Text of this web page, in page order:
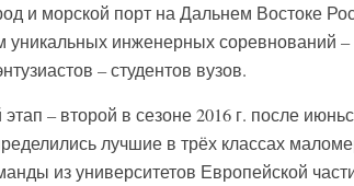
и морской порт на Дальнем Востоке
уникальных инженерных соревнований
– студентов вузов.
– второй в сезоне 2016 г. после
лучшие в трёх классах
из университетов Европейской